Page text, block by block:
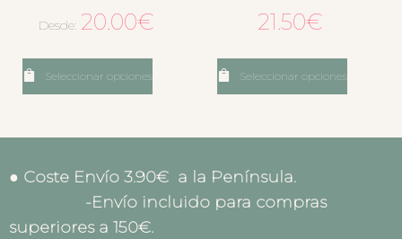
Desde: 20.00€
Seleccionar opciones
21.50€
Seleccionar opciones
● Coste Envío 3.90€ a la Península.
-Envío incluido para compras
superiores a 150€.